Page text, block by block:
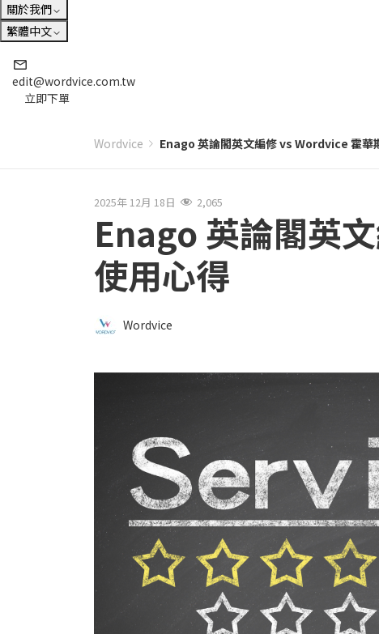
關於我們
繁體中文
edit@wordvice.com.tw
立即下單
Wordvice Enago 英論閣英文編修 vs Wordvice 霍華
2025年 12月 18日 2,065
Enago 英論閣英
使用心得
Wordvice